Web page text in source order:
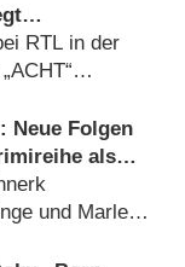
hin
RTL in der
Neue Folgen
als
und Marleen